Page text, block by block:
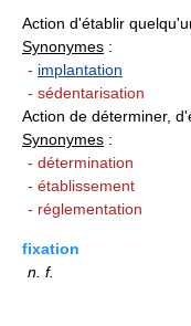
Action d'établir
Synonymes :
- implantation
- sédentarisation
Action de déterminer,
Synonymes :
- détermination
- établissement
- réglementation
fixation
n. f.